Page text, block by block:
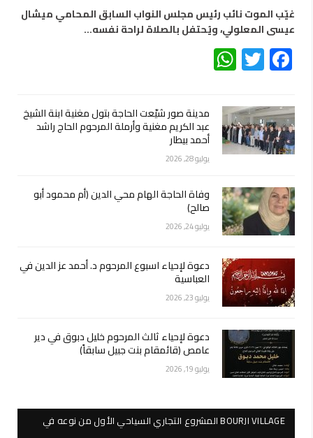
غيّب الموت نائب رئيس مجلس النواب السابق المحامي ميشال
عيسى المعلولي، ويُحتفل بالصلاة لراحة نفسه…
Facebook
Twitter
مدينة صور شيّعت الحاجة بتول مغنية ابنة الشيخ
عبد الكريم مغنية وأرملة المرحوم الحاج راشد
أحمد بيطار
يوليو 28, 2026
وفاة الحاجة الهام محي الدين (أم محمود أبو
صالح)
يوليو 24, 2026
دعوة لإحياء اسبوع المرحوم د. أحمد عز الدين في
العباسية
يوليو 23, 2026
دعوة لإحياء ثالث المرحوم خليل دبوق في دير
عامص (قائمقام بنت جبيل سابقاً)
يوليو 19, 2026
BOURJI VILLAGE المشروع التجاري السياحي الأول من نوعه في